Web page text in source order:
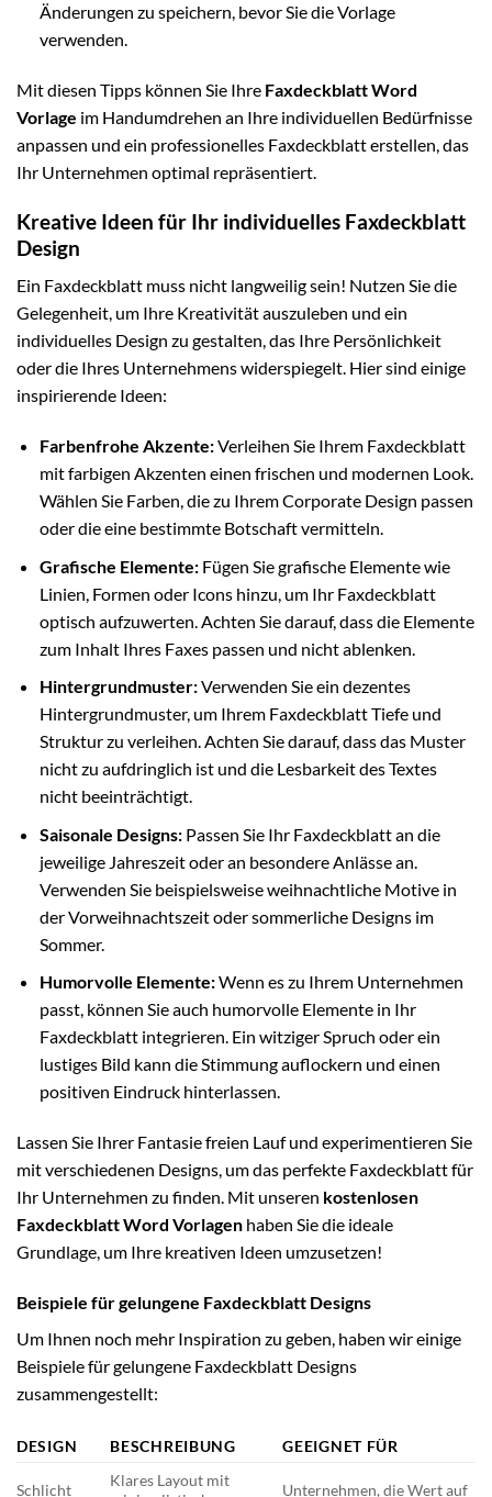
Änderungen zu speichern, bevor Sie die Vorlage
verwenden.
Mit diesen Tipps können Sie Ihre Faxdeckblatt Word
Vorlage im Handumdrehen an Ihre individuellen Bedürfnisse
anpassen und ein professionelles Faxdeckblatt erstellen, das
Ihr Unternehmen optimal repräsentiert.
Kreative Ideen für Ihr individuelles Faxdeckblatt
Design
Ein Faxdeckblatt muss nicht langweilig sein! Nutzen Sie die
Gelegenheit, um Ihre Kreativität auszuleben und ein
individuelles Design zu gestalten, das Ihre Persönlichkeit
oder die Ihres Unternehmens widerspiegelt. Hier sind einige
inspirierende Ideen:
Farbenfrohe Akzente:Verleihen Sie Ihrem Faxdeckblatt
mit farbigen Akzenten einen frischen und modernen Look.
Wählen Sie Farben, die zu Ihrem Corporate Design passen
oder die eine bestimmte Botschaft vermitteln.
Grafische Elemente:Fügen Sie grafische Elemente wie
Linien, Formen oder Icons hinzu, um Ihr Faxdeckblatt
optisch aufzuwerten. Achten Sie darauf, dass die Elemente
zum Inhalt Ihres Faxes passen und nicht ablenken.
Hintergrundmuster:Verwenden Sie ein dezentes
Hintergrundmuster, um Ihrem Faxdeckblatt Tiefe und
Struktur zu verleihen. Achten Sie darauf, dass das Muster
nicht zu aufdringlich ist und die Lesbarkeit des Textes
nicht beeinträchtigt.
Saisonale Designs:Passen Sie Ihr Faxdeckblatt an die
jeweilige Jahreszeit oder an besondere Anlässe an.
Verwenden Sie beispielsweise weihnachtliche Motive in
der Vorweihnachtszeit oder sommerliche Designs im
Sommer.
Humorvolle Elemente:Wenn es zu Ihrem Unternehmen
passt, können Sie auch humorvolle Elemente in Ihr
Faxdeckblatt integrieren. Ein witziger Spruch oder ein
lustiges Bild kann die Stimmung auflockern und einen
positiven Eindruck hinterlassen.
Lassen Sie Ihrer Fantasie freien Lauf und experimentieren Sie
mit verschiedenen Designs, um das perfekte Faxdeckblatt für
Ihr Unternehmen zu finden. Mit unseren kostenlosen
Faxdeckblatt Word Vorlagen haben Sie die ideale
Grundlage, um Ihre kreativen Ideen umzusetzen!
Beispiele für gelungene Faxdeckblatt Designs
Um Ihnen noch mehr Inspiration zu geben, haben wir einige
Beispiele für gelungene Faxdeckblatt Designs
zusammengestellt:
DESIGN BESCHREIBUNG GEEIGNET FÜR
Schlicht
Klares Layout mit
Unternehmen, die Wert auf